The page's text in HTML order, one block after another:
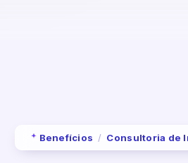
Benefícios / Consultoria de